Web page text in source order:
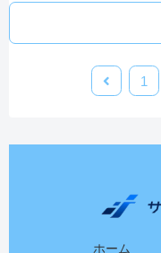
1
ホーム